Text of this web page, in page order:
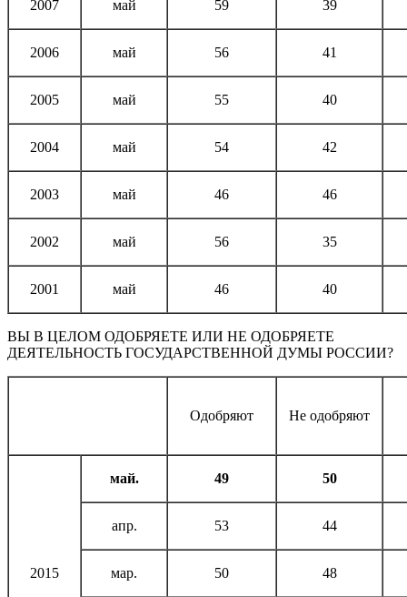
2007 май 59 39
2006 май 56 41
2005 май 55 40
2004 май 54 42
2003 май 46 46
2002 май 56 35
2001 май 46 40
ВЫ В ЦЕЛОМ ОДОБРЯЕТЕ ИЛИ НЕ ОДОБРЯЕТЕ
ДЕЯТЕЛЬНОСТЬ ГОСУДАРСТВЕННОЙ ДУМЫ РОССИИ?
Одобряют Не одобряют
2015
май. 49 50
апр. 53 44
мар. 50 48